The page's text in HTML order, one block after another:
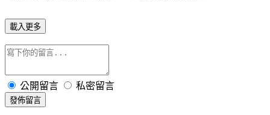
載入更多
公開留言 私密留言
發佈留言